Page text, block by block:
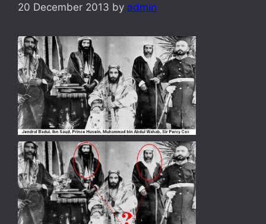
20 December 2013 by admin